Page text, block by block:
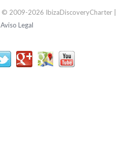
© 2009-2026 IbizaDiscoveryCharter |
Aviso Legal